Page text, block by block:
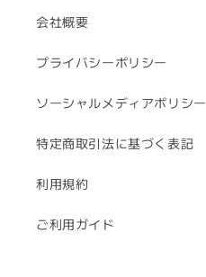
会社概要
プライバシーポリシー
ソーシャルメディアポリシー
特定商取引法に基づく表記
利用規約
ご利用ガイド